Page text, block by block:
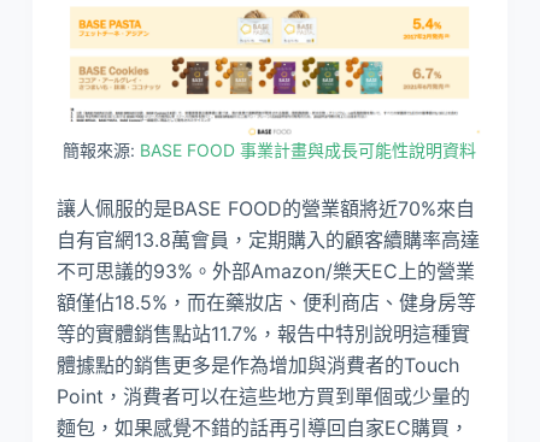
簡報來源: BASE FOOD 事業計畫與成長可能性說明資料
讓人佩服的是BASE FOOD的營業額將近70%來自
自有官網13.8萬會員，定期購入的顧客續購率高達
不可思議的93%。外部Amazon/樂天EC上的營業
額僅佔18.5%，而在藥妝店、便利商店、健身房等
等的實體銷售點站11.7%，報告中特別說明這種實
體據點的銷售更多是作為增加與消費者的Touch
Point，消費者可以在這些地方買到單個或少量的
麵包，如果感覺不錯的話再引導回自家EC購買，